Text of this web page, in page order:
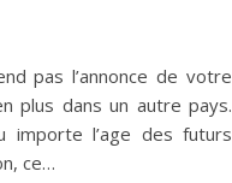
pas l’annonce de votre
plus dans un autre pays.
importe l’age des futurs
ce…